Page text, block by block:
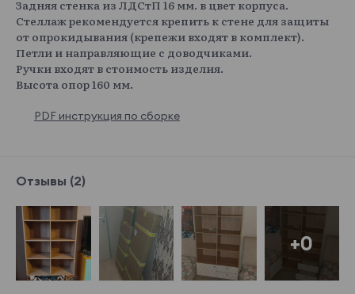
Задняя стенка из ЛДСтП 16 мм. в цвет корпуса.
Стеллаж рекомендуется крепить к стене для защиты
от опрокидывания (крепежи входят в комплект).
Петли и направляющие с доводчиками.
Ручки входят в стоимость изделия.
Высота опор 160 мм.
PDF инструкция по сборке
Отзывы (2)
+0